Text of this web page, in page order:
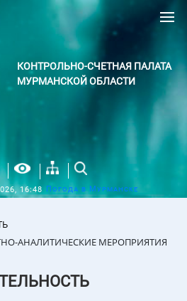
КОНТРОЛЬНО-СЧЕТНАЯ ПАЛАТА
МУРМАНСКОЙ ОБЛАСТИ
16:48 Погода в Мурманске
АНАЛИТИЧЕСКИЕ МЕРОПРИЯТИЯ